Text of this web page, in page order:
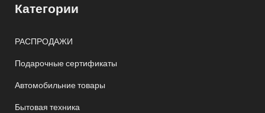
Категории
РАСПРОДАЖИ
Подарочные сертификаты
Автомобильние товары
Бытовая техника